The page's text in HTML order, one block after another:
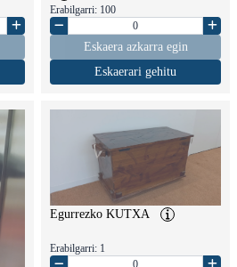
Erabilgarri: 100
Eskaera azkarra egin
Eskaerari gehitu
Egurrezko KUTXA
Erabilgarri: 1